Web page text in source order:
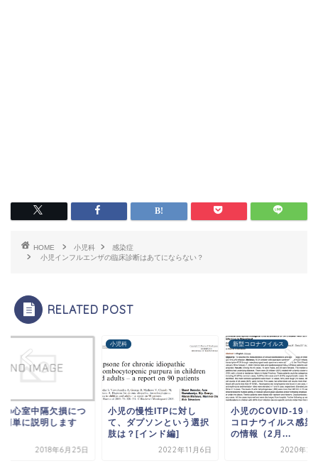
HOME 小児科
感染症
小児インフルエンザの臨床診断はあてにならない？
RELATED POST
の慢性ITPに対し
ダプソンという選択
2022年11月6日
新型コロナウイルス
小児のCOVID-19 (新型
コロナウイルス感染症)
の情報（2月...
2020年2月19日
賢明な医療の選択
リウマチ性疾患を評
るために、小児に対
リウマトイド因子を